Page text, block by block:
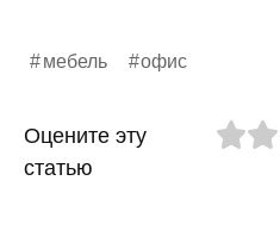
мебель офис
Оцените эту
статью